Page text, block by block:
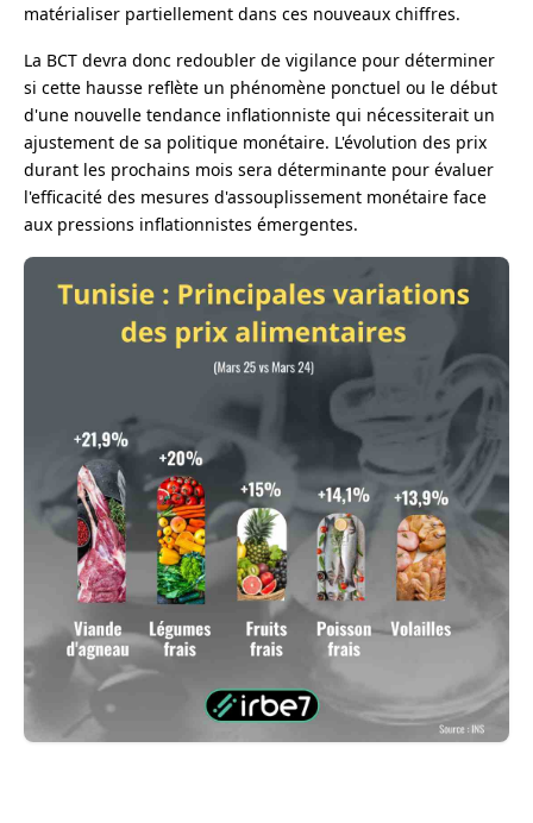
matérialiser partiellement dans ces nouveaux chiffres.
La BCT devra donc redoubler de vigilance pour déterminer
si cette hausse reflète un phénomène ponctuel ou le début
d'une nouvelle tendance inflationniste qui nécessiterait un
ajustement de sa politique monétaire. L'évolution des prix
durant les prochains mois sera déterminante pour évaluer
l'efficacité des mesures d'assouplissement monétaire face
aux pressions inflationnistes émergentes.